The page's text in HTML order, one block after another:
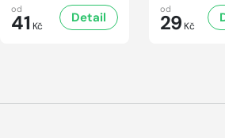
od
41 Kč
Detail
od
29 Kč